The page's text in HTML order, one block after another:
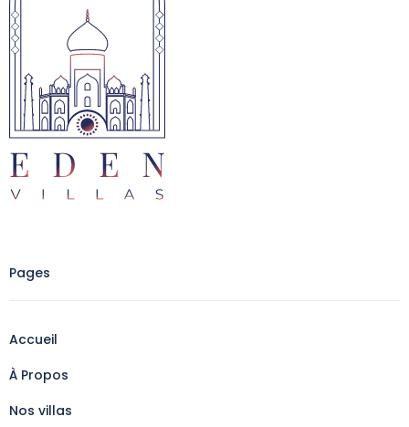
Pages
Accueil
À Propos
Nos villas